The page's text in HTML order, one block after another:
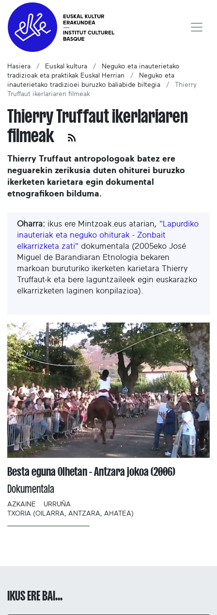
Hasiera Euskal kultura
Neguko eta inauterietako
tradizioak eta praktikak Euskal Herrian
Neguko eta
inauterietako tradizioei buruzko baliabide biltegia
Thierry
Truffaut ikerlariaren filmeak
Thierry Truffaut ikerlariaren
filmeak
Thierry Truffaut antropologoak batez ere
neguarekin zerikusia duten ohiturei buruzko
ikerketen karietara egin dokumental
etnografikoen bilduma.
Oharra: ikus ere Mintzoak.eus atarian, "Lapurdiko
inauteriak eta neguko ohiturak - Zonbait
elkarrizketa zati" dokumentala (2005eko José
Miguel de Barandiaran Etnologia bekaren
markoan buruturiko ikerketen karietara Thierry
Truffaut-k eta bere laguntzaileek egin euskarazko
elkarrizketen laginen konpilazioa).
Besta eguna Olhetan - Antzara jokoa (2006)
Dokumentala
AZKAINE
URRUÑA
TXORIA (OILARRA, ANTZARA, AHATEA)
IKUS ERE BAI...